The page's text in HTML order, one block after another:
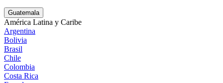
Guatemala
América Latina y Caribe
Argentina
Bolivia
Brasil
Chile
Colombia
Costa Rica